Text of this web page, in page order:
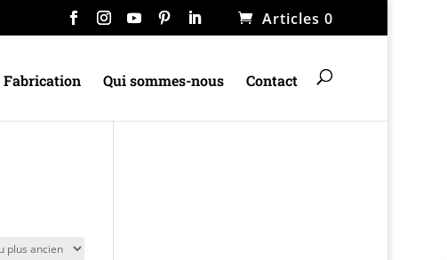
Articles 0
Fabrication Qui sommes-nous Contact